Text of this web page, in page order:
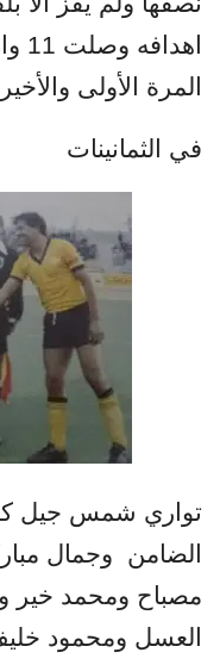
المرة الأولى
في الثمانينات
تواري شمس جيل
الضامن وجمال
مصباح ومحمد خير
العسل ومحمود